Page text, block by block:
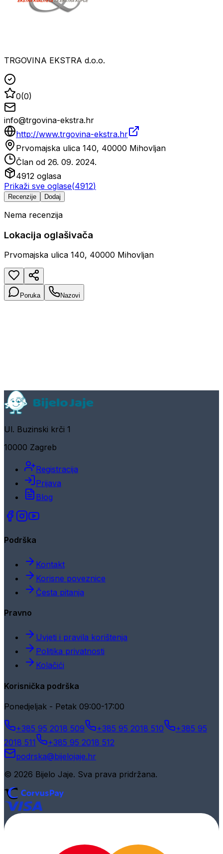
TRGOVINA EKSTRA d.o.o.
0(0)
info@trgovina-ekstra.hr
http://www.trgovina-ekstra.hr
Prvomajska ulica 140, 40000 Mihovljan
Član od 26. 09. 2024.
4912 oglasa
Prikaži sve oglase(4912)
Recenzije Dodaj
Nema recenzija
Lokacija oglašivača
Prvomajska ulica 140, 40000 Mihovljan
Poruka Nazovi
Ul. Buzinski krči 1
10000 Zagreb
Registracija
Prijava
Blog
Podrška
Kontakt
Korisne poveznice
Česta pitanja
Pravno
Uvjeti i pravila korištenja
Politika privatnosti
Kolačići
Korisnička podrška
Ponedjeljak - Petak 09:00-17:00
+385 95 2018 509 +385 95 2018 510
+385 95
2018 511
+385 95 2018 512
podrska@bijelojaje.hr
© 2026 Bijelo Jaje. Sva prava pridržana.